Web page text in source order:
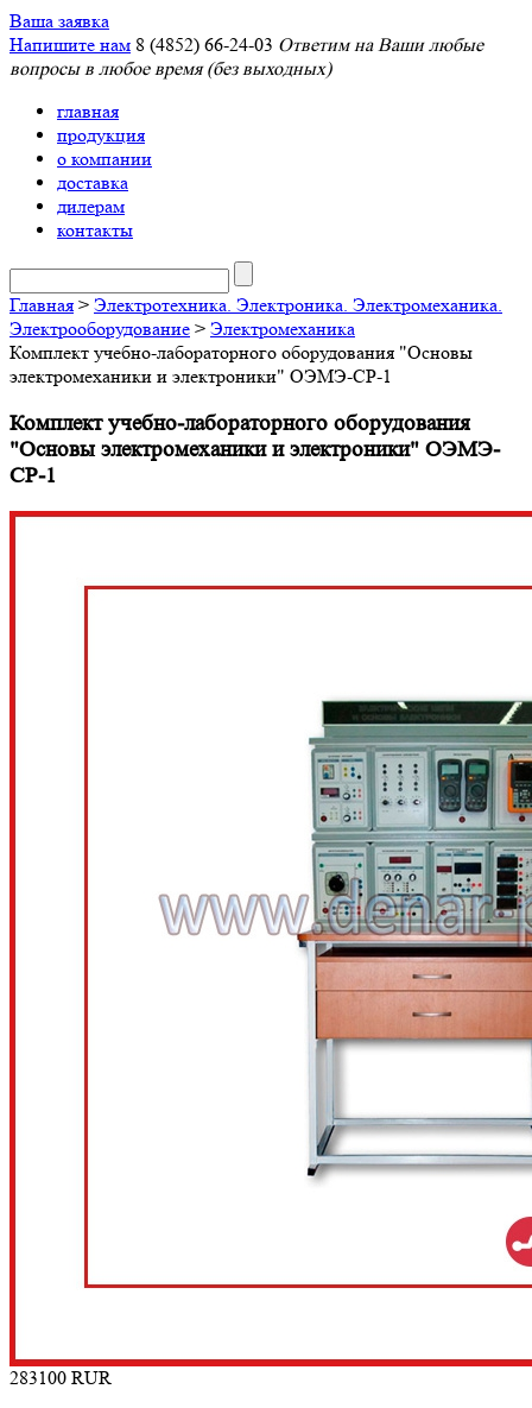
Ваша заявка
Напишите нам 8 (4852) 66-24-03 Ответим на Ваши любые
вопросы в любое время (без выходных)
главная
продукция
о компании
доставка
дилерам
контакты
Главная > Электротехника. Электроника. Электромеханика.
Электрооборудование > Электромеханика
Комплект учебно-лабораторного оборудования "Основы
электромеханики и электроники" ОЭМЭ-СР-1
Комплект учебно-лабораторного оборудования
"Основы электромеханики и электроники" ОЭМЭ-
СР-1
283100 RUR